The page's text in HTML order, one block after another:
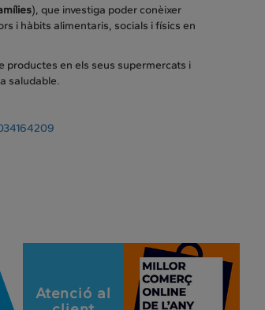
), que investiga poder conèixer
i hàbits alimentaris, socials i físics en
productes en els seus supermercats i
saludable.
Atenció al